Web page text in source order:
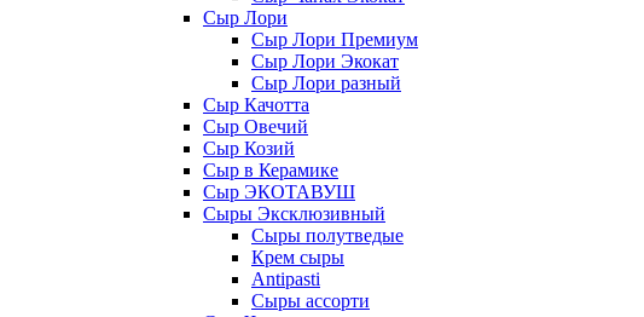
Сыр Лори
Сыр Лори Премиум
Сыр Лори Экокат
Сыр Лори разный
Сыр Качотта
Сыр Овечий
Сыр Козий
Сыр в Керамике
Сыр ЭКОТАВУШ
Сыры Эксклюзивный
Сыры полутведые
Крем сыры
Antipasti
Сыры ассорти